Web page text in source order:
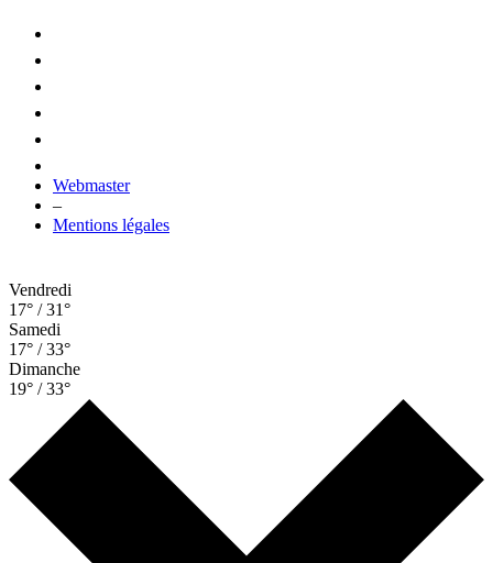
Webmaster
–
Mentions légales
Vendredi
17° / 31°
Samedi
17° / 33°
Dimanche
19° / 33°